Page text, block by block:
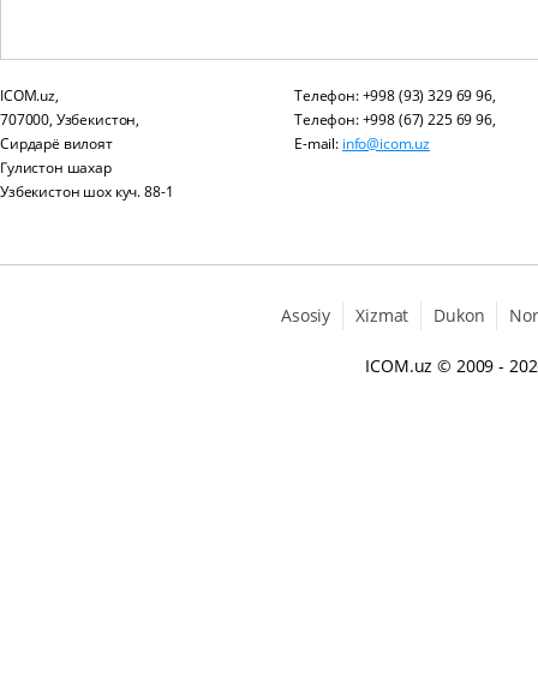
ICOM.uz,
707000, Узбекистон,
Сирдарё вилоят
Гулистон шахар
Узбекистон шох куч. 88-1
Телефон: +998 (93) 329 69 96,
Телефон: +998 (67) 225 69 96,
E-mail: info@icom.uz
Asosiy Xizmat Dukon
ICOM.uz © 2009 -